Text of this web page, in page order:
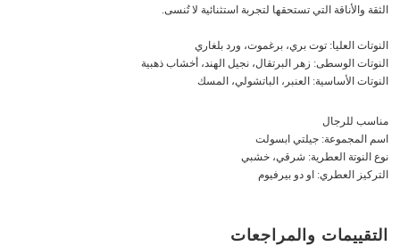
الثقة والأناقة التي تستحقها لتجربة استثنائية لا تُنسى.
النوتات العليا: توت بري، برغموت، ورد بلغاري
النوتات الوسطى: زهر البرتقال، نجيل الهند، أخشاب ذهبية
النوتات الأساسية: العنبر، الباتشولي، المسك
مناسب للرجال
اسم المجموعة: جيلتي ابسولت
نوع النوتة العطرية: شرقي، خشبي
التركيز العطري: او دو بيرفيوم
التقييمات والمراجعات